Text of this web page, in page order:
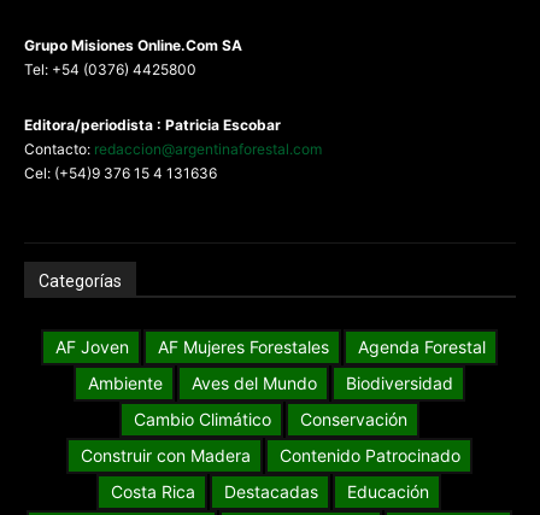
Grupo Misiones Online.Com SA
Tel: +54 (0376) 4425800
Editora/periodista : Patricia Escobar
Contacto: redaccion@argentinaforestal.com
Cel: (+54)9 376 15 4 131636
Categorías
AF Joven AF Mujeres Forestales
Agenda Forestal
Ambiente
Aves del Mundo
Biodiversidad
Cambio Climático
Conservación
Construir con Madera
Contenido Patrocinado
Costa Rica
Destacadas
Educación